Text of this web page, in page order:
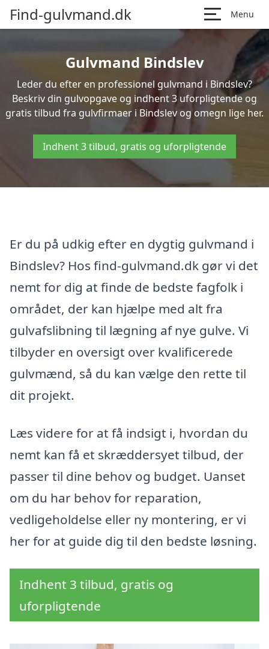
Find-gulvmand.dk Menu
Gulvmand Bindslev
Leder du efter en professionel gulvmand i Bindslev?
Beskriv din gulvopgave og indhent 3 uforpligtende og
gratis tilbud fra gulvfirmaer i Bindslev og omegn lige her.
Indhent 3 tilbud, gratis og uforpligtende
Er du på udkig efter en dygtig gulvmand i
Bindslev? Hos find-gulvmand.dk gør vi det
nemt for dig at finde de bedste fagfolk i
området, der kan hjælpe med alt fra
gulvafslibning til lægning af nye gulve. Vi
tilbyder en oversigt over kvalificerede
gulvmænd, så du kan vælge den rette til
dit projekt.
Læs videre for at få indsigt i, hvordan du
nemt kan få et skræddersyet tilbud, der
passer til dine behov og budget. Uanset
om du har behov for reparation,
vedligeholdelse eller ny montering, er vi
her for at guide dig til den bedste løsning.
Indhent 3 tilbud, gratis og
uforpligtende